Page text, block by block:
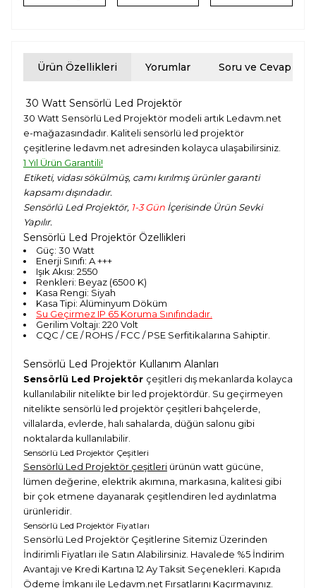
Ürün Özellikleri Yorumlar Soru ve Cevap
30 Watt Sensörlü Led Projektör
30 Watt Sensörlü Led Projektör modeli artık Ledavm.net
e-mağazasındadır. Kaliteli sensörlü led projektör
çeşitlerine ledavm.net adresinden kolayca ulaşabilirsiniz.
1 Yıl Ürün Garantili!
Etiketi, vidası sökülmüş, camı kırılmış ürünler garanti
kapsamı dışındadır.
Sensörlü Led Projektör, 1-3 Gün İçerisinde Ürün Sevki
Yapılır.
Sensörlü Led Projektör Özellikleri
Güç: 30 Watt
Enerji Sınıfı: A +++
Işık Akısı: 2550
Renkleri: Beyaz (6500 K)
Kasa Rengi: Siyah
Kasa Tipi: Alüminyum Döküm
Su Geçirmez IP 65 Koruma Sınıfındadır.
Gerilim Voltajı: 220 Volt
CQC / CE / ROHS / FCC / PSE Serfitikalarına Sahiptir.
Sensörlü Led Projektör Kullanım Alanları
Sensörlü Led Projektör çeşitleri dış mekanlarda kolayca
kullanılabilir nitelikte bir led projektördür. Su geçirmeyen
nitelikte sensörlü led projektör çeşitleri bahçelerde,
villalarda, evlerde, halı sahalarda, düğün salonu gibi
noktalarda kullanılabilir.
Sensörlü Led Projektör Çeşitleri
Sensörlü Led Projektör çeşitleri ürünün watt gücüne,
lümen değerine, elektrik akımına, markasına, kalitesi gibi
bir çok etmene dayanarak çeşitlendiren led aydınlatma
ürünleridir.
Sensörlü Led Projektör Fiyatları
Sensörlü Led Projektör Çeşitlerine Sitemiz Üzerinden
İndirimli Fiyatları ile Satın Alabilirsiniz. Havalede %5 İndirim
Avantajı ve Kredi Kartına 12 Ay Taksit Seçenekleri. Kapıda
Ödeme İmkanı ile Ledavm.net Fırsatlarını Kaçırmayınız.